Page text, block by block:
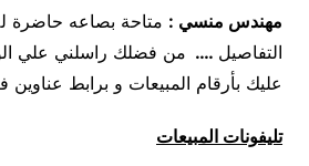
مهندس منسي : متاحة بصاعه حاضرة
التفاصيل …. من فضلك راسلني علي
عليك بأرقام المبيعات و برابط عناوين
تليفونات المبيعات